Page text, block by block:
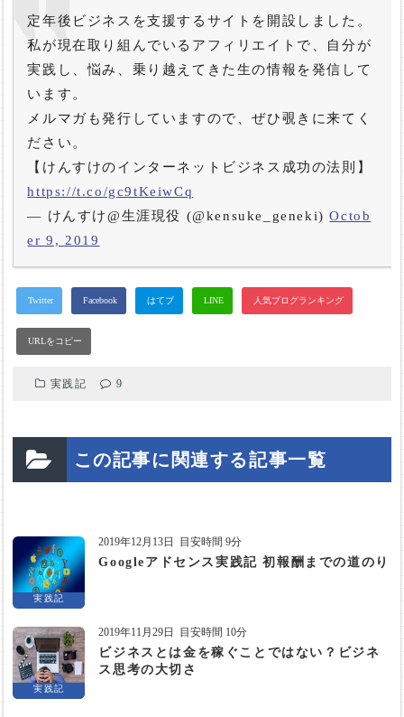
定年後ビジネスを支援するサイトを開設しました。
私が現在取り組んでいるアフィリエイトで、自分が
実践し、悩み、乗り越えてきた生の情報を発信して
います。
メルマガも発行していますので、ぜひ覗きに来てく
ださい。
【けんすけのインターネットビジネス成功の法則】
https://t.co/gc9tKeiwCq
— けんすけ@生涯現役 (@kensuke_geneki)Octob
er 9, 2019
実践記 9
この記事に関連する記事一覧
実践記
2019年12月13日 目安時間 9分
Googleアドセンス実践記 初報酬までの道のり
実践記
2019年11月29日 目安時間 10分
ビジネスとは金を稼ぐことではない？ビジネ
ス思考の大切さ